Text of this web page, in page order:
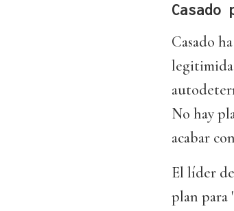
Casado
No hay
acabar
El líder
plan para